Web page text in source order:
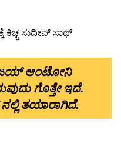
ವಿಜಯ್ ಆಂಟೋನಿ
ಗೊತ್ತೇ ಇದೆ.
ತಯಾರಾಗಿದೆ.